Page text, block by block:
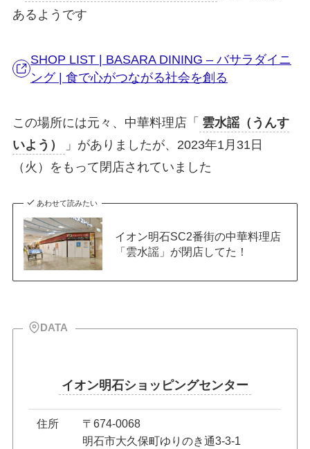
あるようです
SHOP LIST | BASARA DINING – バサラダイニ
ング | 食で心がつながる社会を創る
この場所には元々、中華料理店「 雲水謡（うんす
いよう）
」がありましたが、2023年1月31日
（火）をもって閉店されていました
あわせて読みたい
イオン明石SC2番街の中華料理店
「雲水謡」が閉店してた！
DATA
イオン明石ショッピングセンター
住所
〒674-0068
明石市大久保町ゆりのき通3-3-1